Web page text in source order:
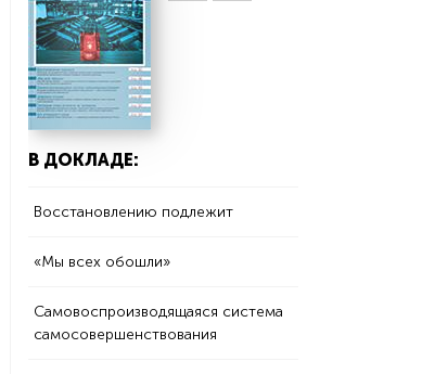
В ДОКЛАДЕ:
Восстановлению подлежит
«Мы всех обошли»
Самовоспроизводящаяся система
самосовершенствования